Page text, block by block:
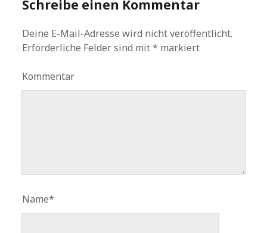
Schreibe einen Kommentar
Deine E-Mail-Adresse wird nicht veröffentlicht.
Erforderliche Felder sind mit* markiert
Kommentar
Name*